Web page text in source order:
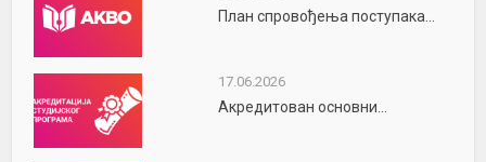
План спровођења поступака...
17.06.2026
Акредитован основни...